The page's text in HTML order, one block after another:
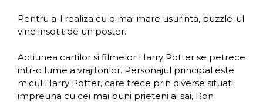
Pentru a-l realiza cu o mai mare usurinta, puzzle-ul
vine insotit de un poster.
Actiunea cartilor si filmelor Harry Potter se petrece
intr-o lume a vrajitorilor. Personajul principal este
micul Harry Potter, care trece prin diverse situatii
impreuna cu cei mai buni prieteni ai sai, Ron